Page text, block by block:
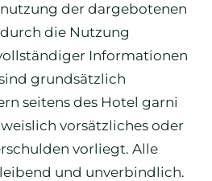
der dargebotenen
die Nutzung
Informationen
grundsätzlich
seitens des Hotel garni
vorsätzliches oder
vorliegt. Alle
und unverbindlich.